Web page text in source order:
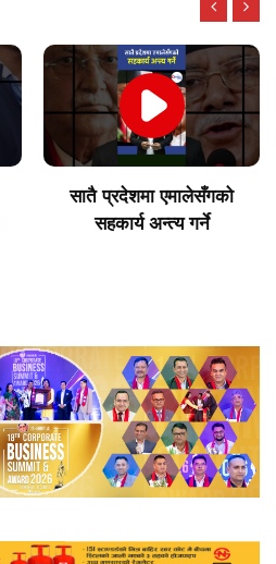
सातै प्रदेशमा एमालेसँगको
सहकार्य अन्त्य गर्ने